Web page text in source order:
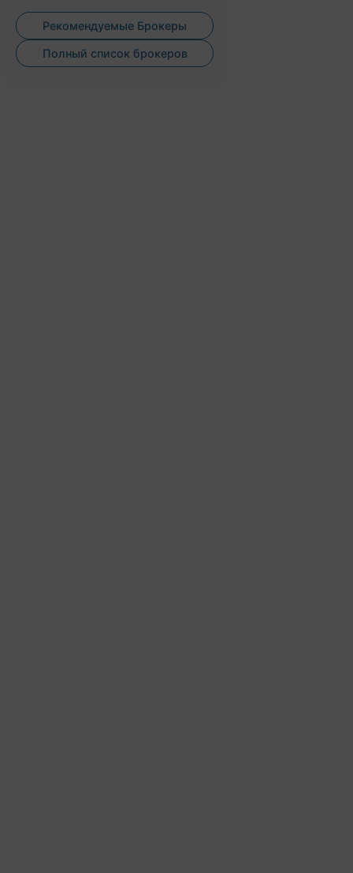
Рекомендуемые Брокеры
Полный список брокеров